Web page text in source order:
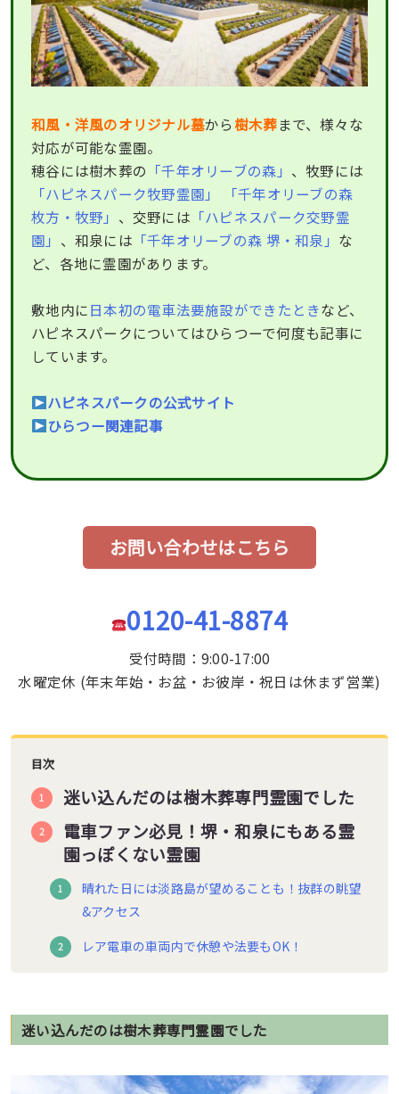
和風・洋風のオリジナル墓から樹木葬まで、様々な
対応が可能な霊園。
穂谷には樹木葬の 「千年オリーブの森」 、牧野には
「ハピネスパーク牧野霊園」
「千年オリーブの森
枚方・牧野」 、交野には 「ハピネスパーク交野霊
園」 、和泉には 「千年オリーブの森 堺・和泉」 な
ど、各地に霊園があります。
敷地内に日本初の電車法要施設ができたときなど、
ハピネスパークについてはひらつーで何度も記事に
しています。
ハピネスパークの公式サイト
ひらつー関連記事
お問い合わせはこちら
0120-41-8874
受付時間：9:00-17:00
水曜定休 (年末年始・お盆・お彼岸・祝日は休まず営業)
目次
迷い込んだのは樹木葬専門霊園でした
電車ファン必見！堺・和泉にもある霊
園っぽくない霊園
晴れた日には淡路島が望めることも！抜群の眺望
&アクセス
レア電車の車両内で休憩や法要もOK！
迷い込んだのは樹木葬専門霊園でした